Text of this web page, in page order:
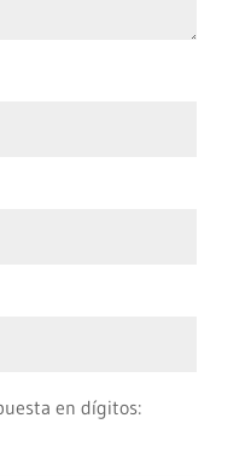
en dígitos: